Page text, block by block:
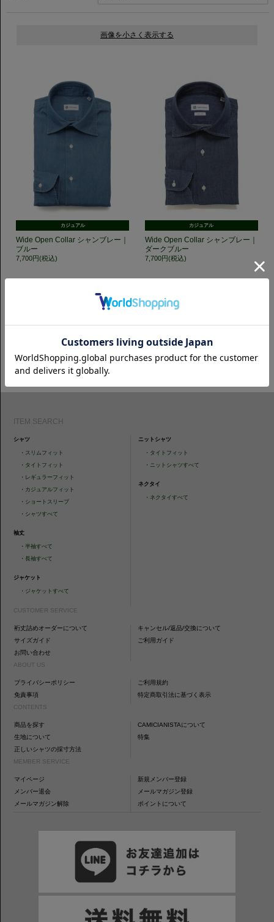
カジュアル
Wide Open Collar シャンブレー｜
ブルー
7,700円(税込)
カジュアル
Wide Open Collar シャンブレー｜
ダークブルー
7,700円(税込)
GET TO KNOW US
CAMICIANISTAの最新情報、スタイル提案などをおしらせします。是非フ
ォローください。
ITEM SEARCH
シャツ
・ スリムフィット
・ タイトフィット
・ レギュラーフィット
・ カジュアルフィット
・ ショートスリーブ
・ シャツすべて
袖丈
・半袖すべて
・長袖すべて
ジャケット
・ ジャケットすべて
ニットシャツ
・ タイトフィット
・ ニットシャツすべて
ネクタイ
・ ネクタイすべて
CUSTOMER SERVICE
裄丈詰めオーダーについて
キャンセル/返品/交換について
サイズガイド
ご利用ガイド
お問い合わせ
ABOUT US
プライバシーポリシー
ご利用規約
免責事項
特定商取引法に基づく表示
CONTENTS
商品を探す
CAMICIANISTAについて
生地について
特集
正しいシャツの採寸方法
MEMBER SERVICE
マイページ
新規メンバー登録
メンバー退会
メールマガジン登録
メールマガジン解除
ポイントについて